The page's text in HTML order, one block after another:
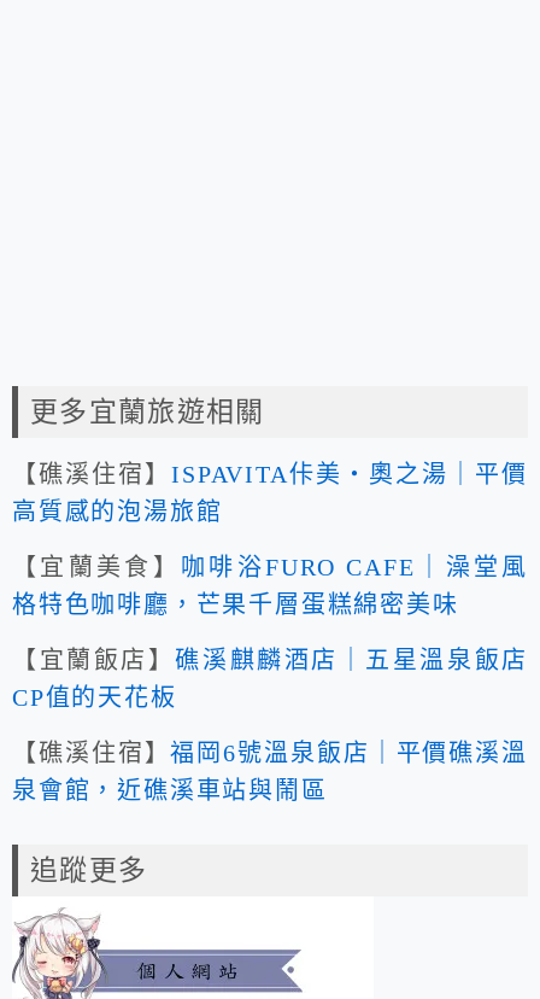
更多宜蘭旅遊相關
【礁溪住宿】ISPAVITA佧美‧奧之湯｜平價
高質感的泡湯旅館
【宜蘭美食】 咖啡浴FURO CAFE｜澡堂風
格特色咖啡廳，芒果千層蛋糕綿密美味
【宜蘭飯店】礁溪麒麟酒店｜五星溫泉飯店
CP值的天花板
【礁溪住宿】福岡6號溫泉飯店｜平價礁溪溫
泉會館，近礁溪車站與鬧區
追蹤更多